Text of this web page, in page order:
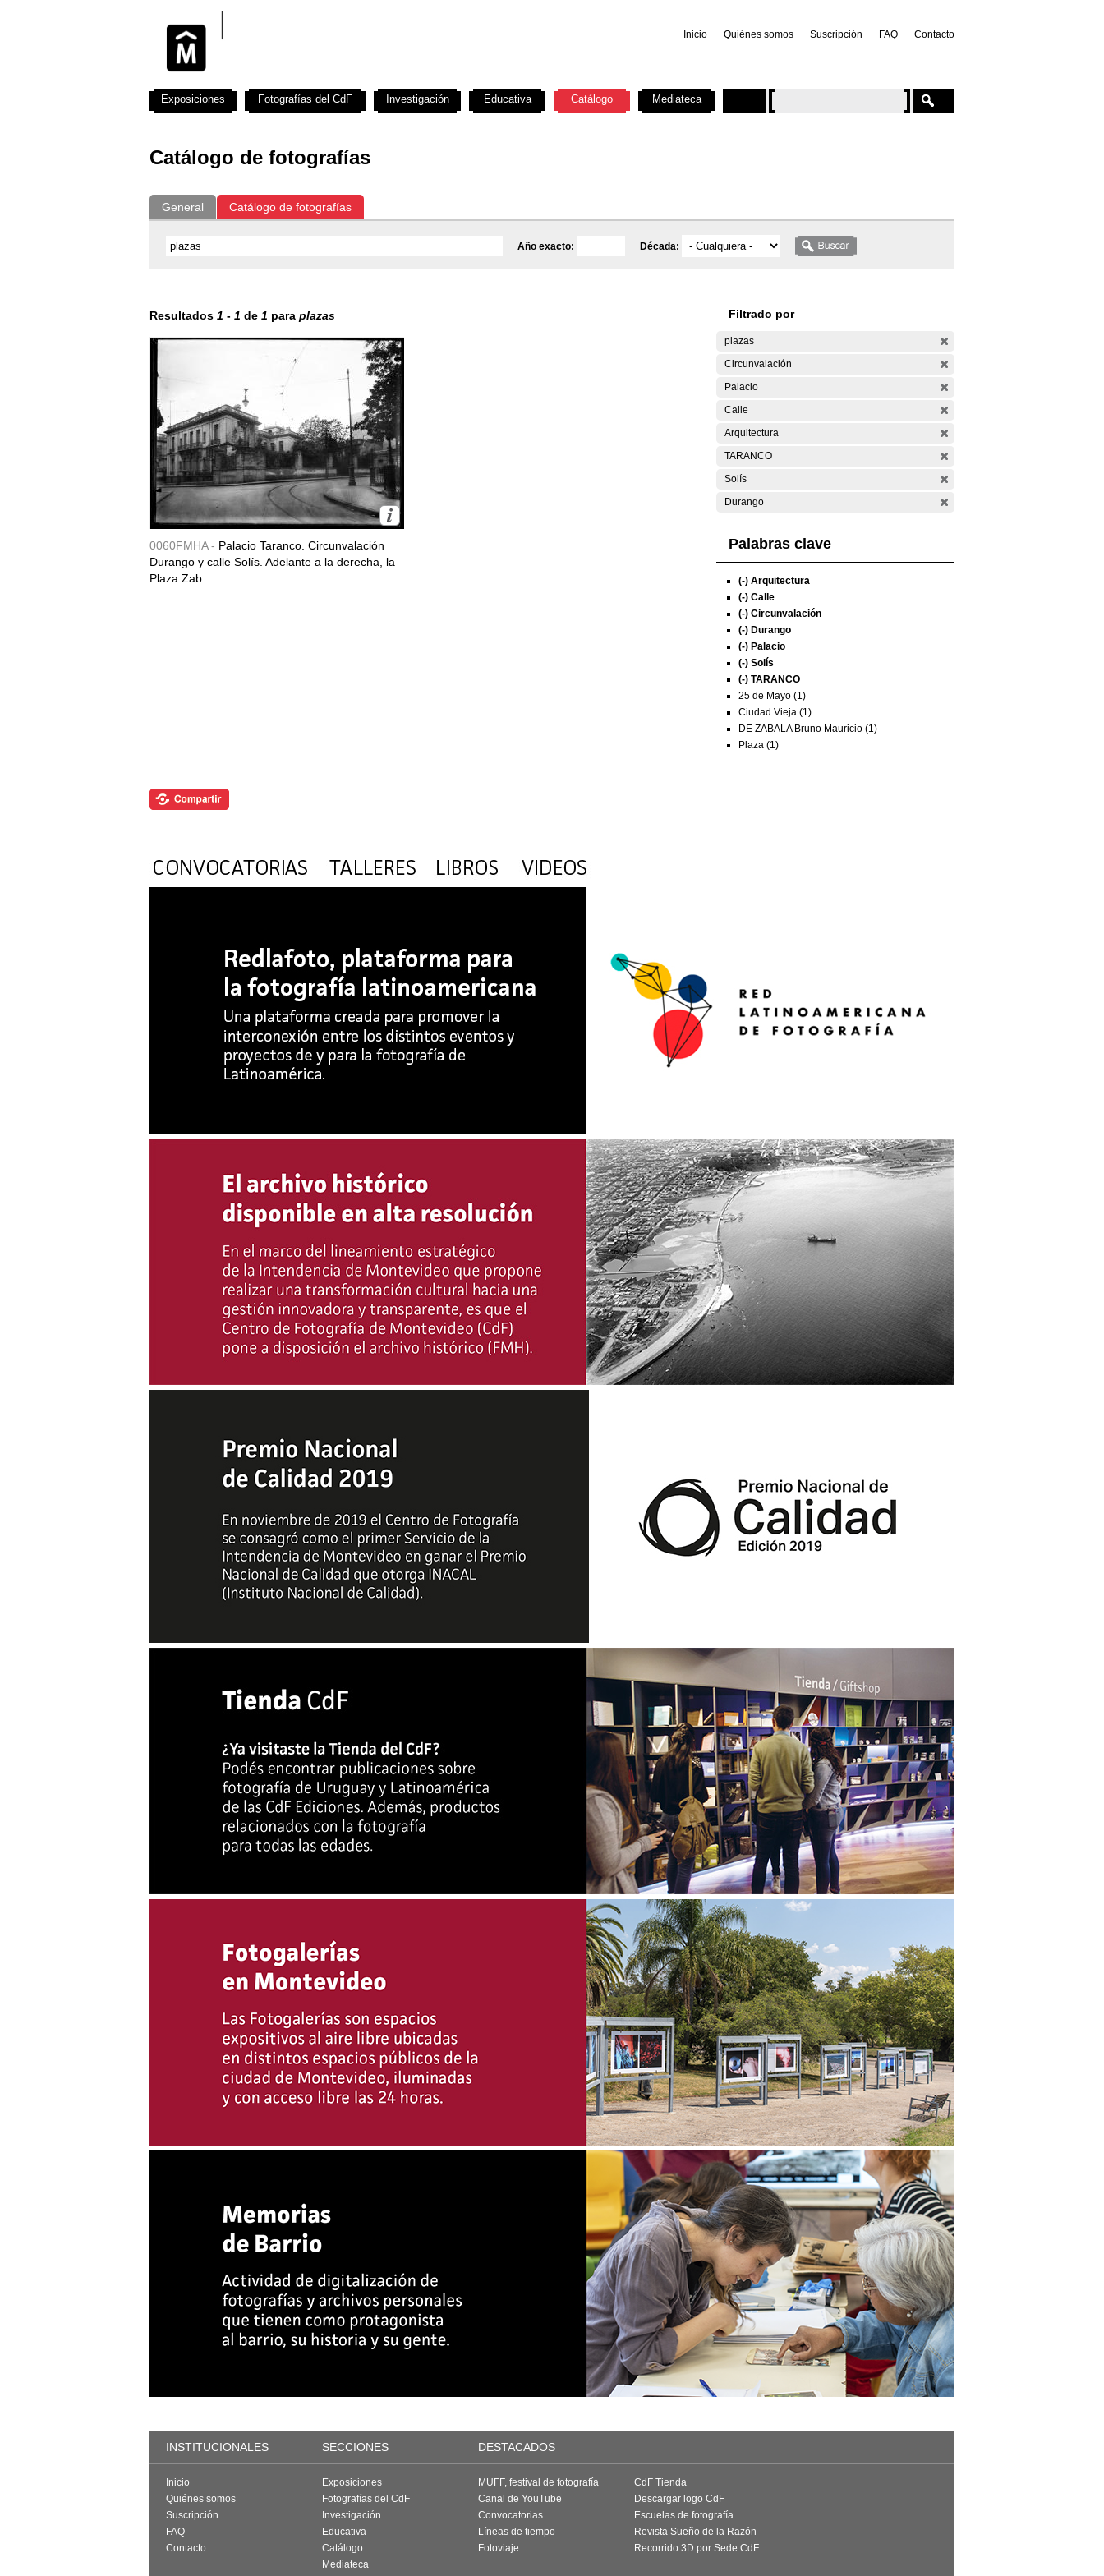
Inicio Quiénes somos Suscripción FAQ Contacto
Catálogo de fotografías
General Catálogo de fotografías
Año exacto: Década:
Resultados 1 - 1 de 1 para plazas
0060FMHA - Palacio Taranco. Circunvalación
Durango y calle Solís. Adelante a la derecha, la
Plaza Zab...
Filtrado por
plazas
Circunvalación
Palacio
Calle
Arquitectura
TARANCO
Solís
Durango
Palabras clave
(-) Arquitectura
(-) Calle
(-) Circunvalación
(-) Durango
(-) Palacio
(-) Solís
(-) TARANCO
25 de Mayo (1)
Ciudad Vieja (1)
DE ZABALA Bruno Mauricio (1)
Plaza (1)
Exposiciones Fotografías del CdF Investigación Educativa Catálogo Mediateca
INSTITUCIONALES SECCIONES DESTACADOS
Inicio
Quiénes somos
Suscripción
FAQ
Contacto
Exposiciones
Fotografías del CdF
Investigación
Educativa
Catálogo
Mediateca
MUFF, festival de fotografía
Canal de YouTube
Convocatorias
Líneas de tiempo
Fotoviaje
CdF Tienda
Descargar logo CdF
Escuelas de fotografía
Revista Sueño de la Razón
Recorrido 3D por Sede CdF